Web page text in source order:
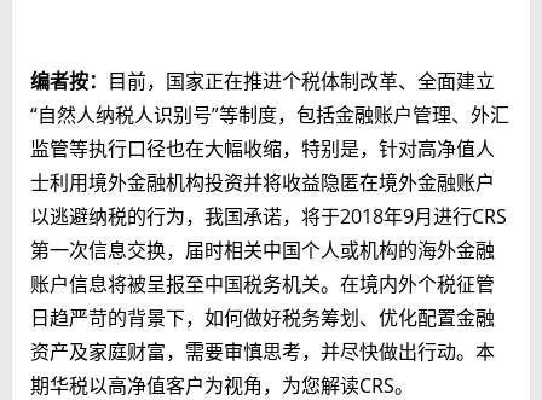
编者按： 目前，国家正在推进个税体制改革、全面建立
“自然人纳税人识别号”等制度，包括金融账户管理、外汇
监管等执行口径也在大幅收缩，特别是，针对高净值人
士利用境外金融机构投资并将收益隐匿在境外金融账户
以逃避纳税的行为，我国承诺，将于2018年9月进行CRS
第一次信息交换，届时相关中国个人或机构的海外金融
账户信息将被呈报至中国税务机关。在境内外个税征管
日趋严苛的背景下，如何做好税务筹划、优化配置金融
资产及家庭财富，需要审慎思考，并尽快做出行动。本
期华税以高净值客户为视角，为您解读CRS。